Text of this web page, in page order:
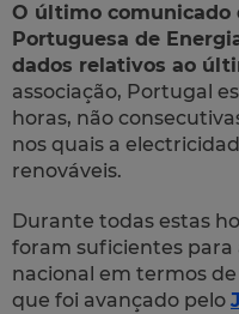
O último comunicado
Portuguesa de
dados relativos ao
associação, Portugal
horas, não
nos quais a
renováveis.
Durante todas estas
foram suficientes para
nacional em termos
que foi avançado pelo